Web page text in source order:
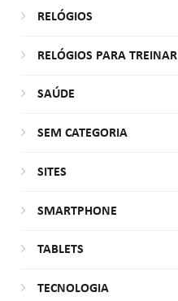
RELÓGIOS
RELÓGIOS PARA TREINAR
SAÚDE
SEM CATEGORIA
SITES
SMARTPHONE
TABLETS
TECNOLOGIA